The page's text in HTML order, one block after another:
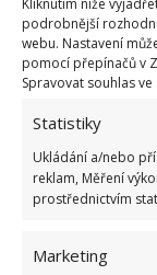
podrobnější
webu. Nastavení
pomocí přepínačů v
Spravovat souhlas
Statistiky
Ukládání a/nebo
reklam, Měření
prostřednictvím
Marketing
nedostatek
výluhu z
banánových
hořčík.
Zdroj:Genialne